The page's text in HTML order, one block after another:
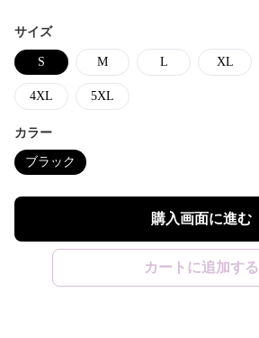
サイズ
S M L XL
4XL 5XL
カラー
ブラック
購入画面に進む
カートに追加する